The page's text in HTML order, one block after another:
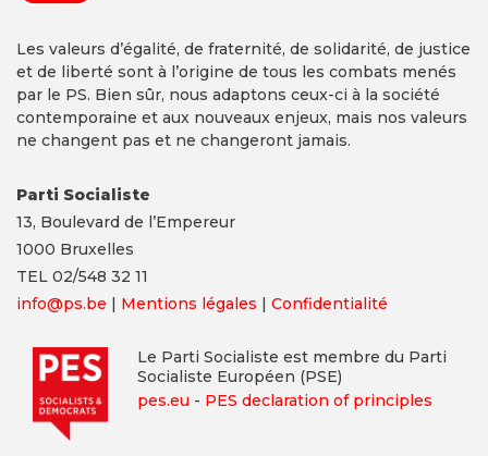
Les valeurs d’égalité, de fraternité, de solidarité, de justice
et de liberté sont à l’origine de tous les combats menés
par le PS. Bien sûr, nous adaptons ceux-ci à la société
contemporaine et aux nouveaux enjeux, mais nos valeurs
ne changent pas et ne changeront jamais.
Parti Socialiste
13, Boulevard de l’Empereur
1000 Bruxelles
TEL 02/548 32 11
info@ps.be | Mentions légales | Confidentialité
Le Parti Socialiste est membre du Parti
Socialiste Européen (PSE)
pes.eu - PES declaration of principles